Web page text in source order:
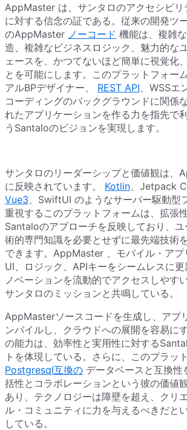
AppMaster は、サンタロのアクセシビリ
に対する信念の証である。従来の開発ツ
のAppMaster ノーコード 機能は、複雑
造、複雑なビジネスロジック、魅力的な
ェースを、かつてないほど簡単に視覚化
とを可能にします。このプラットフォー
アルBPデザイナー、 REST API 、WSSエ
コーディングのバックグラウンドに関係
れたアプリケーションを作る力を指先で
うSantaloのビジョンを実現します。
サンタロのリーダーシップと価値観は、
に反映されています。 Kotlin 、Jetpack
Vue3 、SwiftUI のようなサーバー駆動型
重視するこのプラットフォームは、拡張
Santaloのアプローチを反映しており、
術的専門知識を必要とせずに最先端技術
できます。AppMaster 、モバイル・アプ
UI、ロジック、APIキーをシームレスに
ノベーションを流動的でアクセスしやす
サンタロのミッションと共鳴している。
AppMasterソースコードを生成し、アプ
ンパイルし、クラウドへの展開を容易に
の能力は、効率性と実用性に対する
トを体現している。さらに、このプラッ
Postgresql互換の データベースと互換性
括性とコラボレーションという彼の価値
あり、テクノロジーは障壁を超え、クリ
ル・コミュニティに力を与えるべきだと
している。